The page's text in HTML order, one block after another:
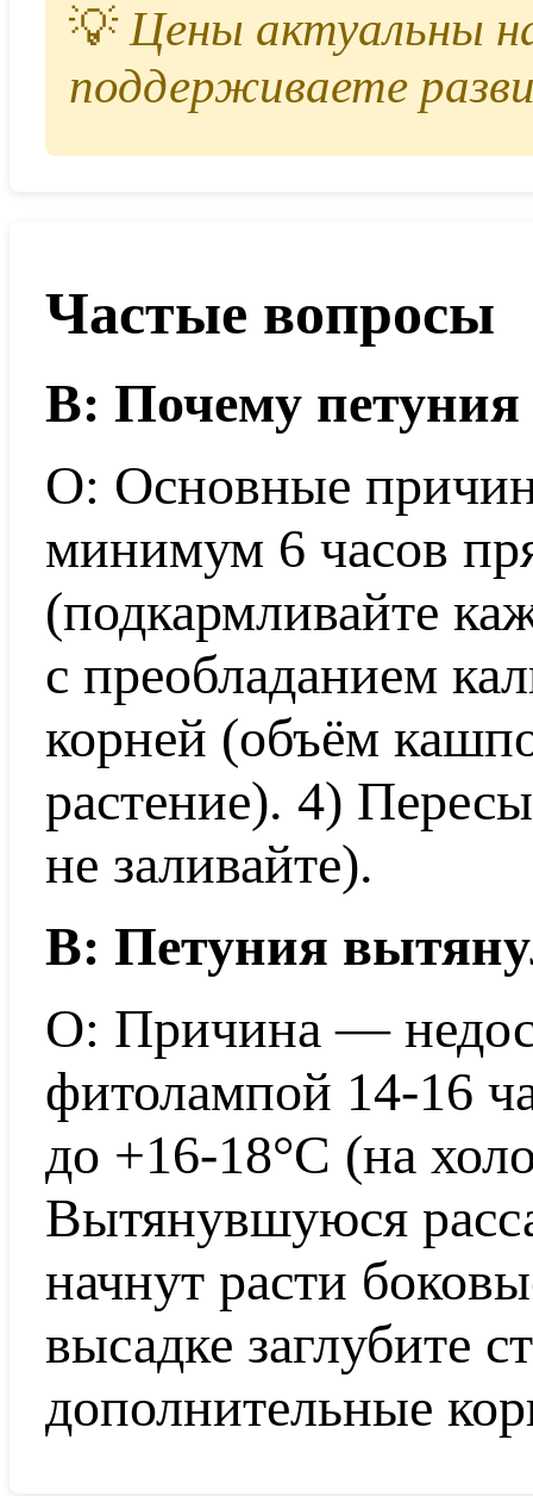
💡Цены актуальны
поддерживаете
Частые вопросы
В: Почему петуния
О: Основные
минимум 6 часов
(подкармливайте
с преобладанием
корней (объём
растение). 4)
не заливайте).
В: Петуния
О: Причина —
фитолампой 14-16
до +16-18°C (на
Вытянувшуюся
начнут расти
высадке заглубите
дополнительные